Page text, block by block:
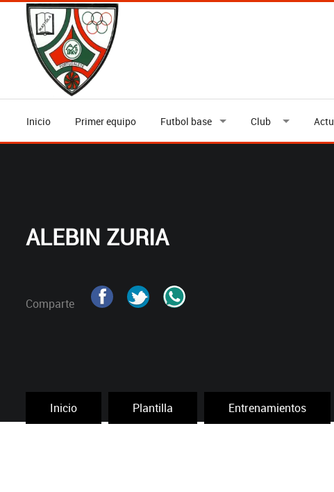
Inicio Primer equipo Futbol base Club
ALEBIN ZURIA
Comparte
Inicio Plantilla Entrenamientos